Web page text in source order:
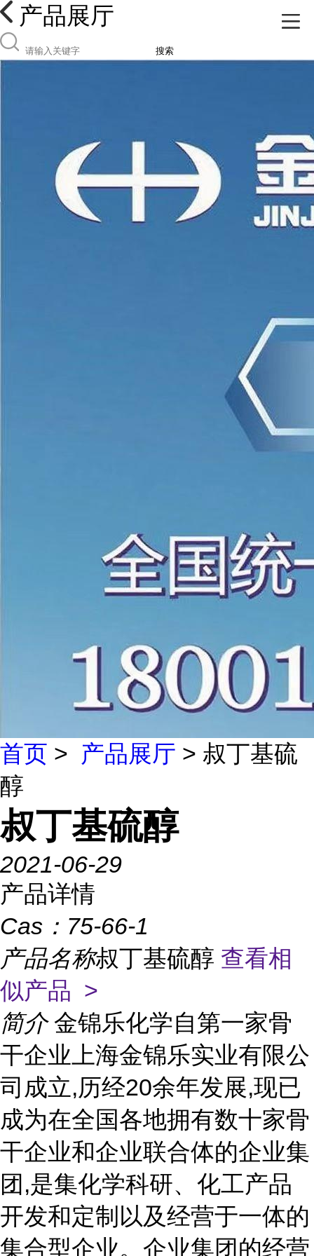
产品展厅
搜索
首页 > 产品展厅 > 叔丁基硫
醇
叔丁基硫醇
2021-06-29
产品详情
Cas： 75-66-1
产品名称叔丁基硫醇 查看相
似产品 >
简介 金锦乐化学自第一家骨
干企业上海金锦乐实业有限公
司成立,历经20余年发展,现已
成为在全国各地拥有数十家骨
干企业和企业联合体的企业集
团,是集化学科研、化工产品
开发和定制以及经营于一体的
集合型企业。企业集团的经营